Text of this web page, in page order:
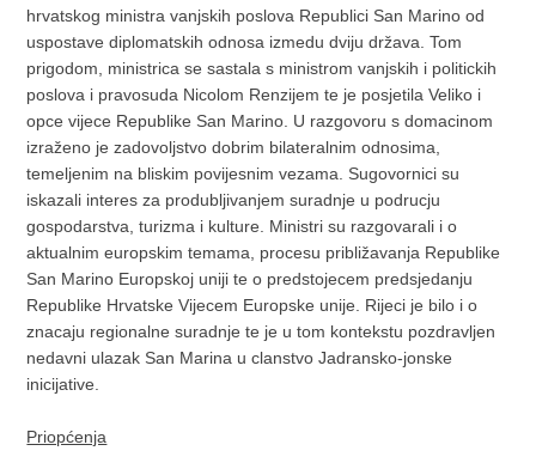
hrvatskog ministra vanjskih poslova Republici San Marino od
uspostave diplomatskih odnosa izmedu dviju država. Tom
prigodom, ministrica se sastala s ministrom vanjskih i politickih
poslova i pravosuda Nicolom Renzijem te je posjetila Veliko i
opce vijece Republike San Marino. U razgovoru s domacinom
izraženo je zadovoljstvo dobrim bilateralnim odnosima,
temeljenim na bliskim povijesnim vezama. Sugovornici su
iskazali interes za produbljivanjem suradnje u podrucju
gospodarstva, turizma i kulture. Ministri su razgovarali i o
aktualnim europskim temama, procesu približavanja Republike
San Marino Europskoj uniji te o predstojecem predsjedanju
Republike Hrvatske Vijecem Europske unije. Rijeci je bilo i o
znacaju regionalne suradnje te je u tom kontekstu pozdravljen
nedavni ulazak San Marina u clanstvo Jadransko-jonske
inicijative.
Priopćenja